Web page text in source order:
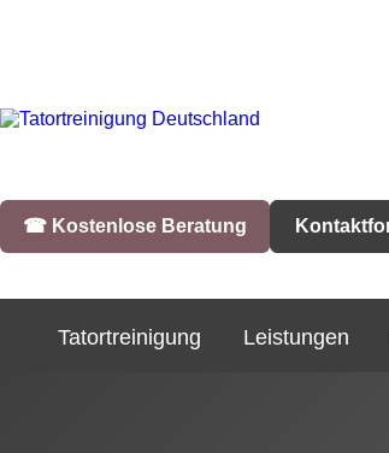
☎︎ Kostenlose Beratung
Tatortreinigung Leistungen